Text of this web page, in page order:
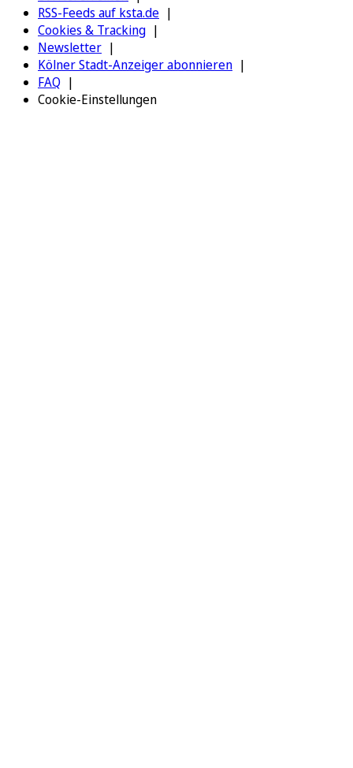
RSS-Feeds auf ksta.de
Cookies & Tracking
Newsletter
Kölner Stadt-Anzeiger abonnieren
FAQ
Cookie-Einstellungen